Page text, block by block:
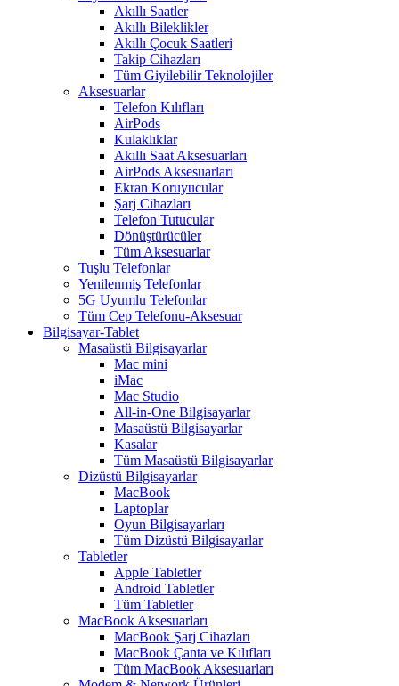
Akıllı Saatler
Akıllı Bileklikler
Akıllı Çocuk Saatleri
Takip Cihazları
Tüm Giyilebilir Teknolojiler
Aksesuarlar
Telefon Kılıfları
AirPods
Kulaklıklar
Akıllı Saat Aksesuarları
AirPods Aksesuarları
Ekran Koruyucular
Şarj Cihazları
Telefon Tutucular
Dönüştürücüler
Tüm Aksesuarlar
Tuşlu Telefonlar
Yenilenmiş Telefonlar
5G Uyumlu Telefonlar
Tüm Cep Telefonu-Aksesuar
Bilgisayar-Tablet
Masaüstü Bilgisayarlar
Mac mini
iMac
Mac Studio
All-in-One Bilgisayarlar
Masaüstü Bilgisayarlar
Kasalar
Tüm Masaüstü Bilgisayarlar
Dizüstü Bilgisayarlar
MacBook
Laptoplar
Oyun Bilgisayarları
Tüm Dizüstü Bilgisayarlar
Tabletler
Apple Tabletler
Android Tabletler
Tüm Tabletler
MacBook Aksesuarları
MacBook Şarj Cihazları
MacBook Çanta ve Kılıfları
Tüm MacBook Aksesuarları